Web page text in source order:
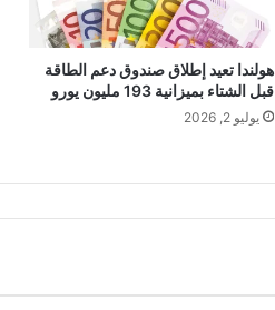
هولندا تعيد إطلاق صندوق دعم الطاقة
قبل الشتاء بميزانية 193 مليون يورو
يوليو 2, 2026